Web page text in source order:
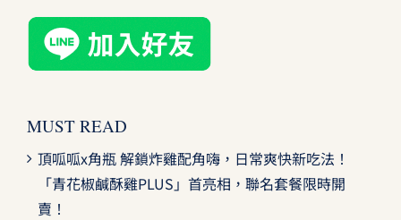
MUST READ
頂呱呱x角瓶 解鎖炸雞配角嗨，日常爽快新吃法！
「青花椒鹹酥雞PLUS」首亮相，聯名套餐限時開
賣！